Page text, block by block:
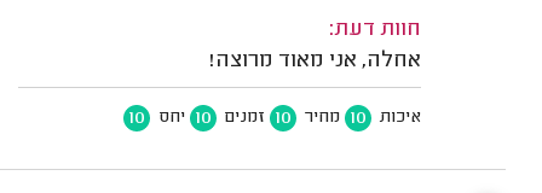
חוות דעת:
אחלה, אני מאוד מרוצה!
איכות 10 מחיר 10 זמנים 10 יחס 10